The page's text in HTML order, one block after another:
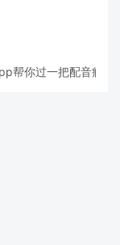
帮你过一把配音瘾